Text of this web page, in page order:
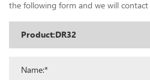
the following form and we will contact